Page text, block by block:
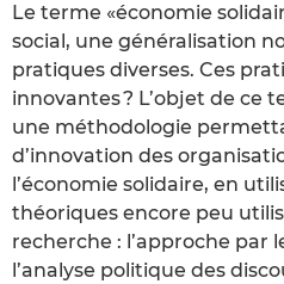
Le terme «économie
social, une généralisation
pratiques diverses. Ces
innovantes ? L’objet de ce
une méthodologie
d’innovation des
l’économie solidaire, en
théoriques encore peu
recherche : l’approche par
l’analyse politique des